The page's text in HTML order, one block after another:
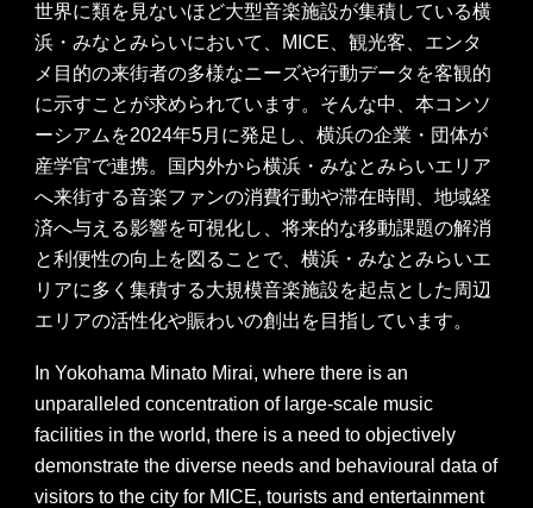
世界に類を見ないほど大型音楽施設が集積している横
浜・みなとみらいにおいて、MICE、観光客、エンタ
メ目的の来街者の多様なニーズや行動データを客観的
に示すことが求められています。そんな中、本コンソ
ーシアムを2024年5月に発足し、横浜の企業・団体が
産学官で連携。国内外から横浜・みなとみらいエリア
へ来街する音楽ファンの消費行動や滞在時間、地域経
済へ与える影響を可視化し、将来的な移動課題の解消
と利便性の向上を図ることで、横浜・みなとみらいエ
リアに多く集積する大規模音楽施設を起点とした周辺
エリアの活性化や賑わいの創出を目指しています。
In Yokohama Minato Mirai, where there is an
unparalleled concentration of large-scale music
facilities in the world, there is a need to objectively
demonstrate the diverse needs and behavioural data of
visitors to the city for MICE, tourists and entertainment